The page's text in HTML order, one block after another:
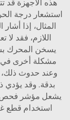
هذه الأجهزة قد
استشعار درجة
المثال، إذا
اللازم، فقد
يسخن المحرك
مشكلة أخرى في
وعند حدوث
بدقة. وقد يؤدي
يشعل مؤشر فحص
استخدام قطع